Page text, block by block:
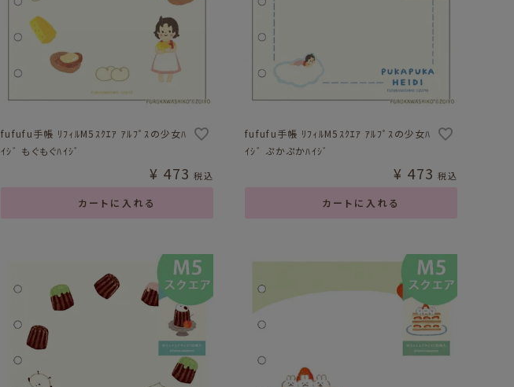
fufufu手帳 ﾘﾌｨﾙM5ｽｸｴｱ ｱﾙﾌﾟｽの少女ﾊ
ｲｼﾞ もぐもぐﾊｲｼﾞ
カートに入れる
¥ 473 税込
fufufu手帳 ﾘﾌｨﾙM5ｽｸｴｱ ｱﾙﾌﾟｽの少女ﾊ
ｲｼﾞ ぷかぷかﾊｲｼﾞ
カートに入れる
¥ 473 税込